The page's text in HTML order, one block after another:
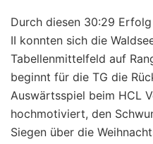
Durch diesen 30:29
II konnten sich die
Tabellenmittelfeld auf
beginnt für die TG die
Auswärtsspiel beim HCL
hochmotiviert, den
Siegen über die